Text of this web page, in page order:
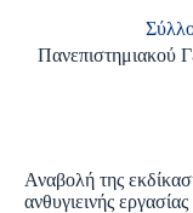
περιεχόμενο
Πανεπιστημιακού
Αναβολή της
ανθυγιεινής εργασίας